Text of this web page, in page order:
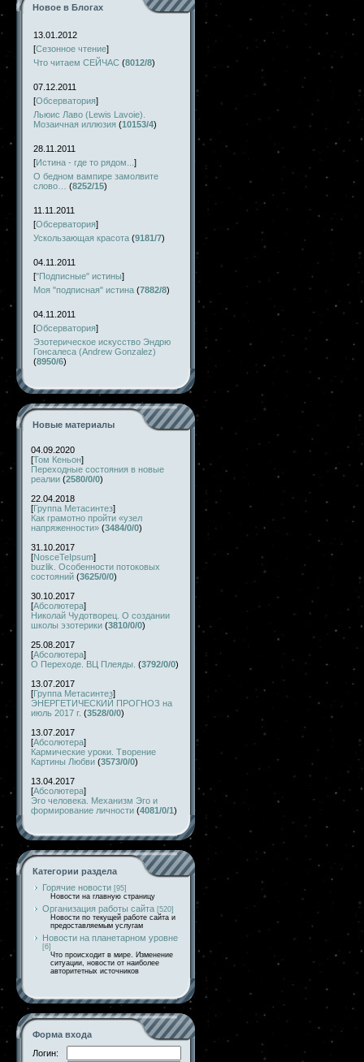
Новое в Блогах
13.01.2012
[Сезонное чтение]
Что читаем СЕЙЧАС (8012/8)
07.12.2011
[Обсерватория]
Льюис Лаво (Lewis Lavoie).
Мозаичная иллюзия (10153/4)
28.11.2011
[Истина - где то рядом... ]
О бедном вампире замолвите
слово…
(8252/15)
11.11.2011
[Обсерватория]
Ускользающая красота (9181/7)
04.11.2011
["Подписные" истины]
Моя "подписная" истина (7882/8)
04.11.2011
[Обсерватория]
Эзотерическое искусство Эндрю
Гонсалеса (Andrew Gonzalez)
(8950/6)
Новые материалы
04.09.2020
[Том Кеньон]
Переходные состояния в новые
реалии (2580/0/0)
22.04.2018
[Группа Метасинтез]
Как грамотно пройти «узел
напряженности» (3484/0/0)
31.10.2017
[NosceTeIpsum]
buzlik. Особенности потоковых
состояний (3625/0/0)
30.10.2017
[Абсолютера]
Николай Чудотворец. О создании
школы эзотерики (3810/0/0)
25.08.2017
[Абсолютера]
О Переходе. ВЦ Плеяды. (3792/0/0)
13.07.2017
[Группа Метасинтез]
ЭНЕРГЕТИЧЕСКИЙ ПРОГНОЗ на
июль 2017 г. (3528/0/0)
13.07.2017
[Абсолютера]
Кармические уроки. Творение
Картины Любви (3573/0/0)
13.04.2017
[Абсолютера]
Эго человека. Механизм Эго и
формирование личности (4081/0/1)
Категории раздела
Горячие новости [95]
Новости на главную страницу
Организация работы сайта [520]
Новости по текущей работе сайта и
предоставляемым услугам
Новости на планетарном уровне
[6]
Что происходит в мире. Изменение
ситуации, новости от наиболее
авторитетных источников
Форма входа
Логин: